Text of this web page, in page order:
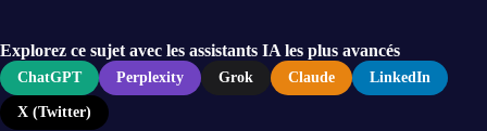
Explorez ce sujet avec les assistants IA les plus avancés
ChatGPT Perplexity Grok Claude LinkedIn
X (Twitter)